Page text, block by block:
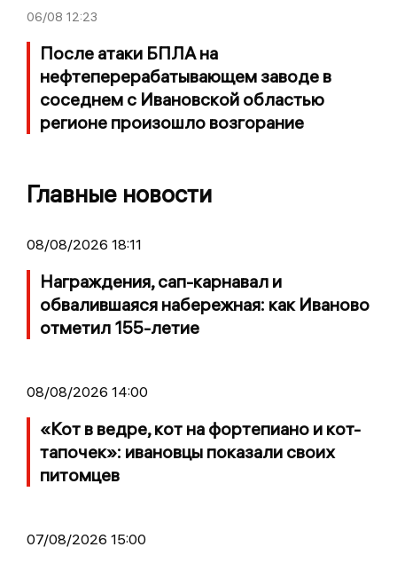
06/08 12:23
После атаки БПЛА на
нефтеперерабатывающем заводе в
соседнем с Ивановской областью
регионе произошло возгорание
Главные новости
08/08/2026 18:11
Награждения, сап-карнавал и
обвалившаяся набережная: как Иваново
отметил 155-летие
08/08/2026 14:00
«Кот в ведре, кот на фортепиано и кот-
тапочек»: ивановцы показали своих
питомцев
07/08/2026 15:00